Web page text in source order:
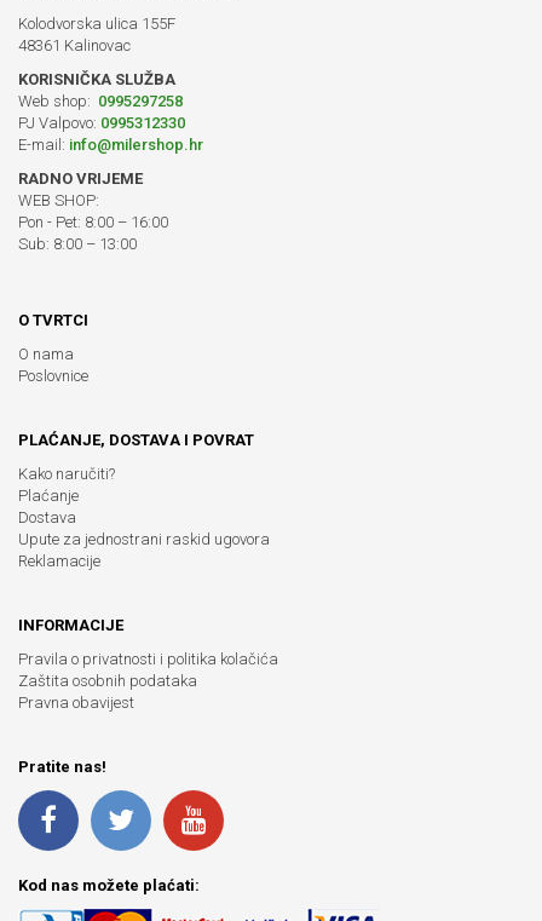
Kolodvorska ulica 155F
48361 Kalinovac
KORISNIČKA SLUŽBA
Web shop: 0995297258
PJ Valpovo: 0995312330
E-mail: info@milershop.hr
RADNO VRIJEME
WEB SHOP:
Pon - Pet: 8:00 – 16:00
Sub: 8:00 – 13:00
O TVRTCI
O nama
Poslovnice
PLAĆANJE, DOSTAVA I POVRAT
Kako naručiti?
Plaćanje
Dostava
Upute za jednostrani raskid ugovora
Reklamacije
INFORMACIJE
Pravila o privatnosti i politika kolačića
Zaštita osobnih podataka
Pravna obavijest
Pratite nas!
Kod nas možete plaćati: